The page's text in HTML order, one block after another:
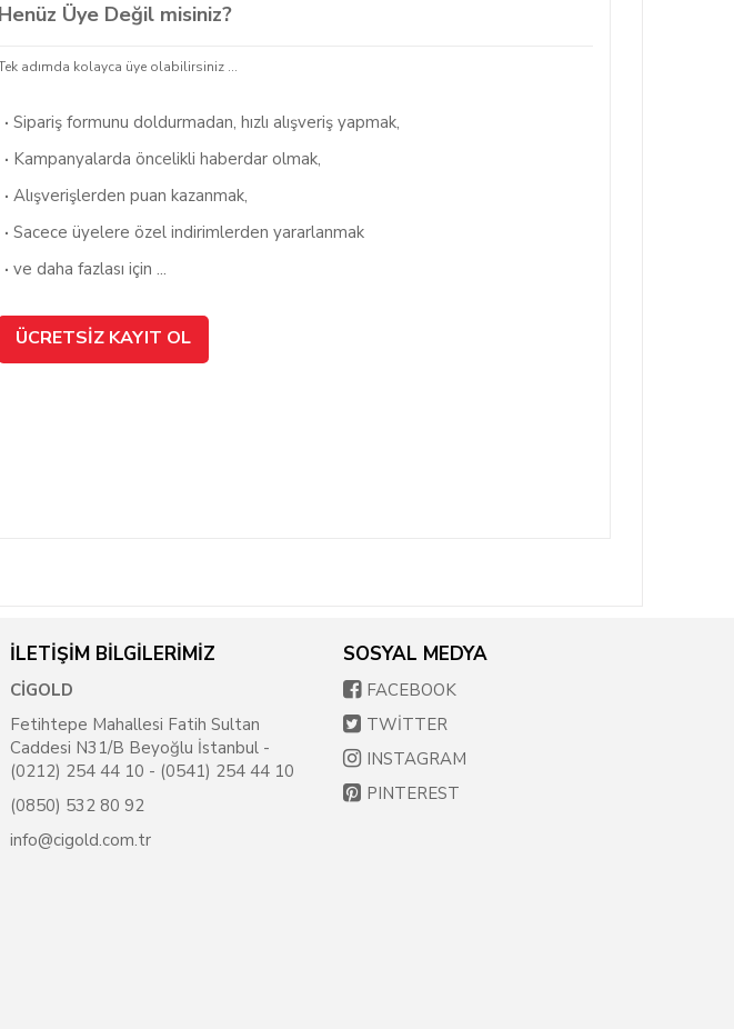
Henüz Üye Değil misiniz?
adımda kolayca üye olabilirsiniz ...
· Sipariş formunu doldurmadan, hızlı alışveriş yapmak,
· Kampanyalarda öncelikli haberdar olmak,
· Alışverişlerden puan kazanmak,
· Sacece üyelere özel indirimlerden yararlanmak
· ve daha fazlası için ...
İLETİŞİM BİLGİLERİMİZ
CİGOLD
Fetihtepe Mahallesi Fatih Sultan
Caddesi N31/B Beyoğlu İstanbul -
(0212) 254 44 10 - (0541) 254 44 10
(0850) 532 80 92
info@cigold.com.tr
SOSYAL MEDYA
FACEBOOK
TWİTTER
INSTAGRAM
PINTEREST